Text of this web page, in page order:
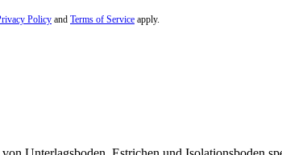
Policy and Terms of Service apply.